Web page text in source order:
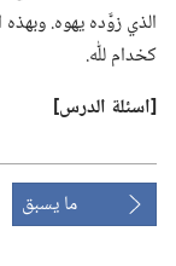
الذي زوَّده يهوه.‏
كخدام للّٰه.‏
‏[اسئلة الدرس]‏
ما يسبق